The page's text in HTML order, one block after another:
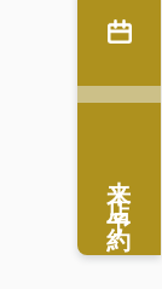
来店予約